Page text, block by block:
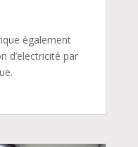
également
d’electricité par